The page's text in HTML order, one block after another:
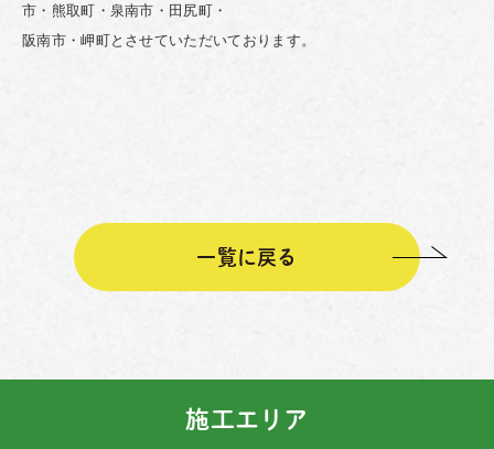
市・熊取町・泉南市・田尻町・
阪南市・岬町とさせていただいております。
一覧に戻る
施工エリア